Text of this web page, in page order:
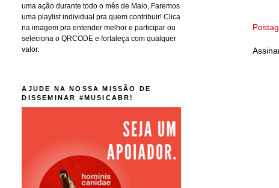
uma ação durante todo o mês de Maio, Faremos
uma playlist individual pra quem contribuir! Clica
na imagem pra entender melhor e participar ou
seleciona o QRCODE e fortaleça com qualquer
valor.
AJUDE NA NOSSA MISSÃO DE
DISSEMINAR #MUSICABR!